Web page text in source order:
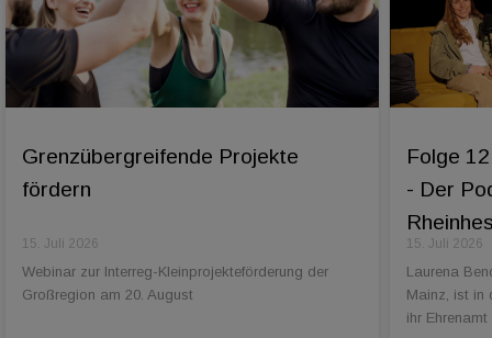
Grenzübergreifende Projekte
fördern
15. Juli 2026
Webinar zur Interreg-Kleinprojekteförderung der
Großregion am 20. August
Folge
- Der
15. Juli 2026
Laurena
Mainz, ist in
ihr